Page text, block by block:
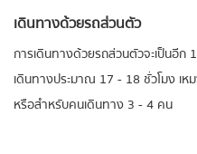
เดินทางด้วยรถส่วนตัว
การเดินทางด้วยรถส่วนตัวจะเป็นอีก
เดินทางประมาณ 17 - 18 ชั่วโมง เห
หรือสำหรับคนเดินทาง 3 - 4 คน